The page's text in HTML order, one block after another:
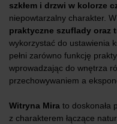
szkłem i drzwi w kolorze
niepowtarzalny charakter.
praktyczne szuflady oraz
wykorzystać do ustawienia
pełni zarówno funkcję
wprowadzając do wnętrza
przechowywaniem a
Witryna Mira to doskonała
z charakterem łączące